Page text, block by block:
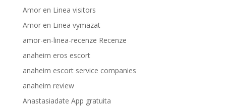
Amor en Linea visitors
Amor en Linea vymazat
amor-en-linea-recenze Recenze
anaheim eros escort
anaheim escort service companies
anaheim review
Anastasiadate App gratuita